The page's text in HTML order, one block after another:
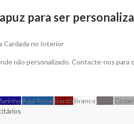
para ser
Cardada no Interior
não personalizado. Contacte-nos
Azul RoyalBordôBranco